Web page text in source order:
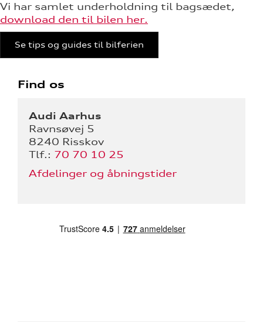
Vi har samlet underholdning til bagsædet,
download den til bilen her.
Se tips og guides til bilferien
Find os
Audi Aarhus
Ravnsøvej 5
8240 Risskov
Tlf.: 70 70 10 25
Afdelinger og åbningstider